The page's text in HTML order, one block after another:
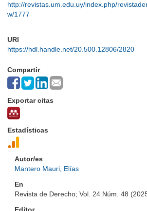
http://revistas.um.edu.uy/index.php/
w/1777
URI
https://hdl.handle.net/20.500.12806/2820
Compartir
Exportar citas
Estadísticas
Autor/es
Mantero Mauri, Elías
En
Revista de Derecho; Vol. 24 Núm. 48